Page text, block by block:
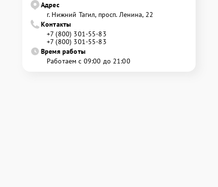
Адрес
г. Нижний Тагил, просп. Ленина, 22
Контакты
+7 (800) 301-55-83
+7 (800) 301-55-83
Время работы
Работаем с 09:00 до 21:00